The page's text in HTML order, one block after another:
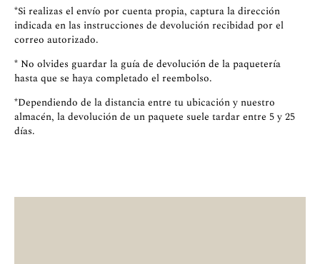
*Si realizas el envío por cuenta propia, captura la dirección
indicada en las instrucciones de devolución recibidad por el
correo autorizado.
* No olvides guardar la guía de devolución de la paquetería
hasta que se haya completado el reembolso.
*Dependiendo de la distancia entre tu ubicación y nuestro
almacén, la devolución de un paquete suele tardar entre 5 y 25
días.